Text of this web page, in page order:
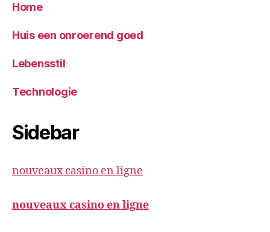
Home
Huis een onroerend goed
Lebensstil
Technologie
Sidebar
nouveaux casino en ligne
nouveaux casino en ligne